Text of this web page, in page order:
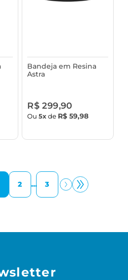
Bandeja em Resina
Astra
R$ 299,90
Ou5xde R$ 59,98
2 ... 3